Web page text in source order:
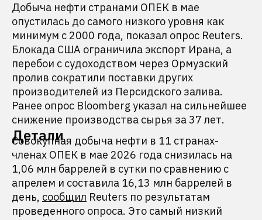
Добыча нефти странами ОПЕК в мае
опустилась до самого низкого уровня как
минимум с 2000 года, показал опрос Reuters.
Блокада США ограничила экспорт Ирана, а
перебои с судоходством через Ормузский
пролив сократили поставки других
производителей из Персидского залива.
Ранее опрос Bloomberg указал на сильнейшее
снижение производства сырья за 37 лет.
Детали
Совокупная добыча нефти в 11 странах-
членах ОПЕК в мае 2026 года снизилась на
1,06 млн баррелей в сутки по сравнению с
апрелем и составила 16,13 млн баррелей в
день, сообщил Reuters по результатам
проведенного опроса. Это самый низкий